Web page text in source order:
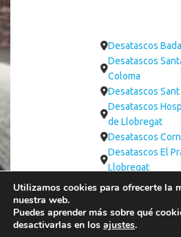
Desatascos
Desatascos
Coloma
Desatascos Sant
Desatascos
de Llobregat
Desatascos
Desatascos El
Llobregat
Desatascos
Desatascos
Desatascos
Utilizamos cookies para ofrecerte la
nuestra web.
Puedes aprender más sobre qué
desactivarlas en los ajustes.